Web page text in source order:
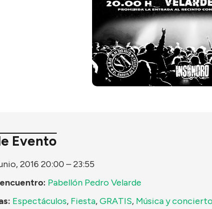
Evento
2016 20:00 –23:55
Pabellón Pedro Velarde
Espectáculos, Fiesta,GRATIS, Música y